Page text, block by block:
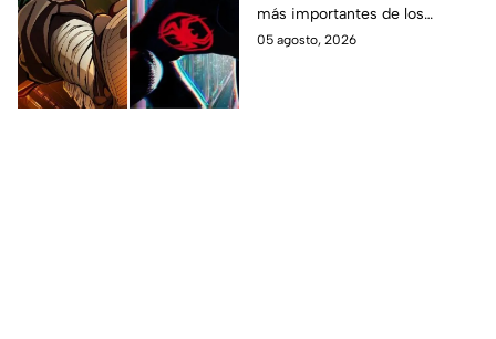
más importantes de los
últimos años.
05 agosto, 2026